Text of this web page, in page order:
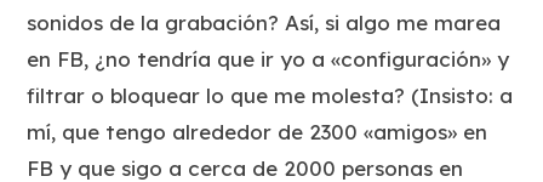
sonidos de la grabación? Así, si algo me marea
en FB, ¿no tendría que ir yo a «configuración» y
filtrar o bloquear lo que me molesta? (Insisto: a
mí, que tengo alrededor de 2300 «amigos» en
FB y que sigo a cerca de 2000 personas en